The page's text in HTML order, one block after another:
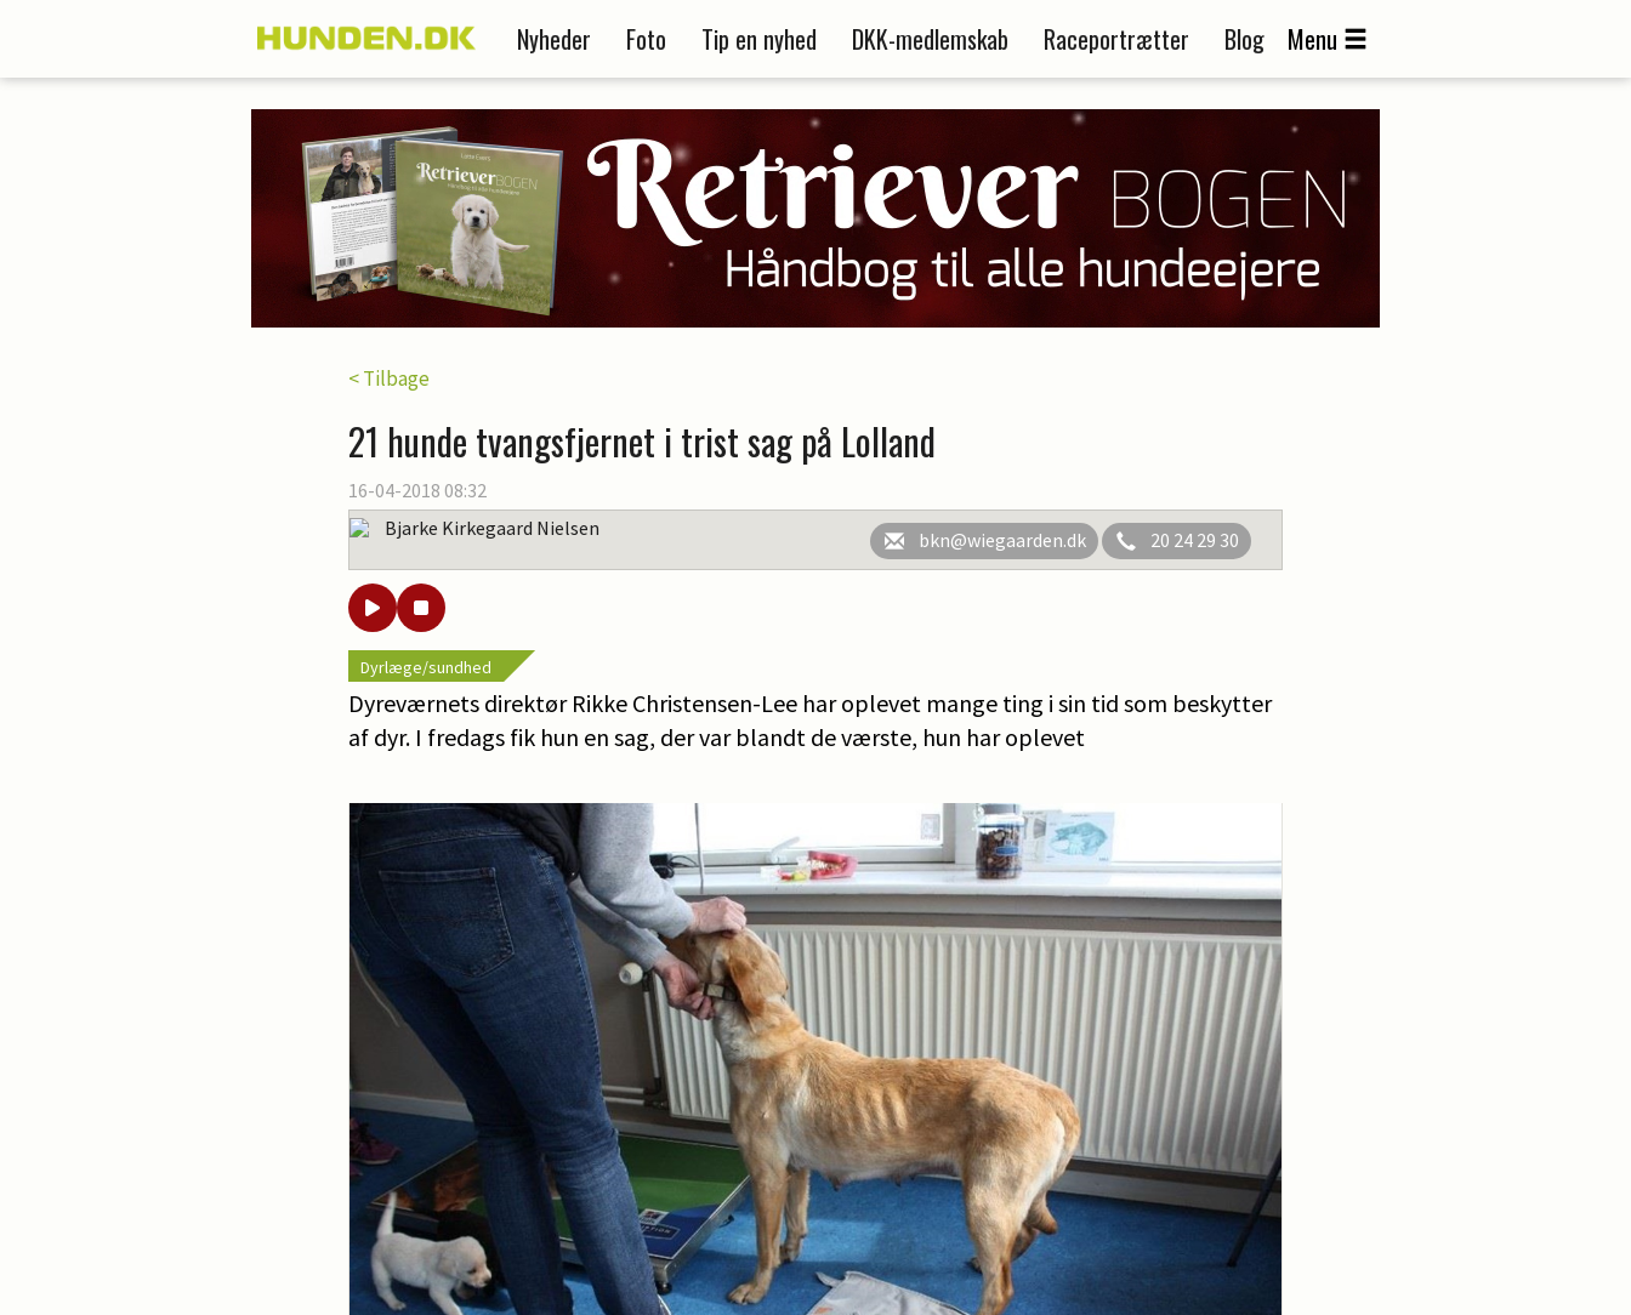
Nyheder Foto Tip en nyhed DKK-medlemskab Raceportrætter Blog Menu
< Tilbage
21 hunde tvangsfjernet i trist sag på Lolland
16-04-2018 08:32
Bjarke Kirkegaard Nielsen
bkn@wiegaarden.dk 20 24 29 30
Dyrlæge/sundhed
Dyreværnets direktør Rikke Christensen-Lee har oplevet mange ting i sin tid som beskytter
af dyr. I fredags fik hun en sag, der var blandt de værste, hun har oplevet